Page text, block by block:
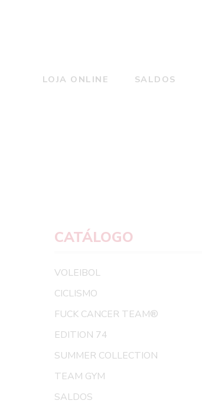
LOJA ONLINE
SALDOS
CATÁLOGO
VOLEIBOL
CICLISMO
FUCK CANCER TEAM®
EDITION 74
SUMMER COLLECTION
TEAM GYM
SALDOS